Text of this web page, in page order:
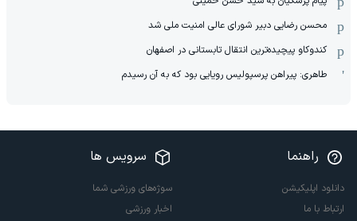
محسن رضایی دبیر شورای عالی امنیت ملی شد
کندوکاو پیچیده‌ترین انتقال تابستانی در اصفهان
طاهری: پیراهن پرسپولیس رویایی بود که به آن رسیدم
راهنما
دانلود اپلیکیشن
ارتباط با ما
سرویس ها
سوژه‌های ورزشی شما
اخبار ورزشی